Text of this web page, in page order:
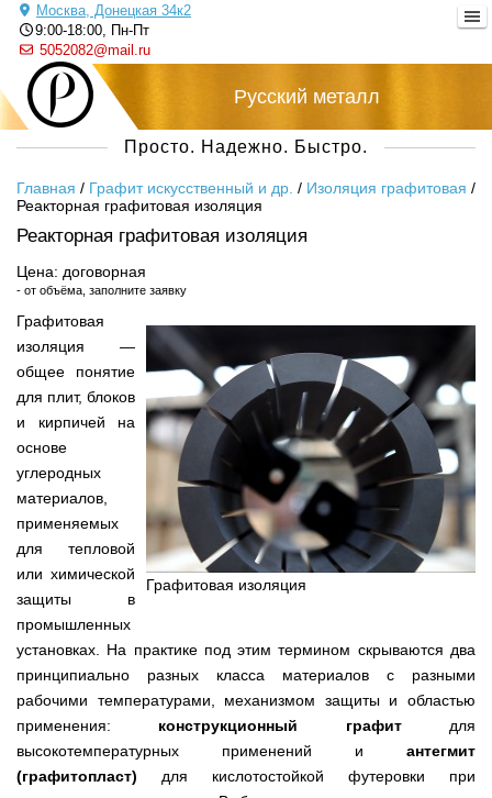
Москва, Донецкая 34к2
9:00-18:00, Пн-Пт
5052082@mail.ru
Русский металл
Просто. Надежно. Быстро.
Главная / Графит искусственный и др. / Изоляция графитовая /
Реакторная графитовая изоляция
Реакторная графитовая изоляция
Цена: договорная
- от объёма, заполните заявку
Графитовая изоляция
Графитовая
изоляция —
общее понятие
для плит, блоков
и кирпичей на
основе
углеродных
материалов,
применяемых
для тепловой
или химической
защиты в
промышленных
установках. На практике под этим термином скрываются два
принципиально разных класса материалов с разными
рабочими температурами, механизмом защиты и областью
применения: конструкционный графитдля
высокотемпературных применений и антегмит
(графитопласт) для кислотостойкой футеровки при